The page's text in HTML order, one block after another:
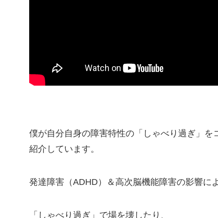
僕が自分自身の障害特性の「しゃべり過ぎ」
紹介しています。
発達障害（ADHD）＆高次脳機能障害の影響に
「しゃべり過ぎ」で場を壊したり、